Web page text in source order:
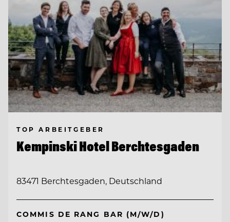
TOP ARBEITGEBER
Kempinski Hotel Berchtesgaden
83471 Berchtesgaden, Deutschland
COMMIS DE RANG BAR (M/W/D)